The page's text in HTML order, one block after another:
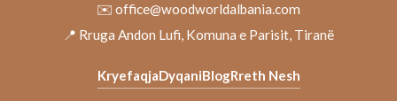
✉️ office@woodworldalbania.com
📍 Rruga Andon Lufi, Komuna e Parisit, Tiranë
KryefaqjaDyqaniBlogRreth Nesh